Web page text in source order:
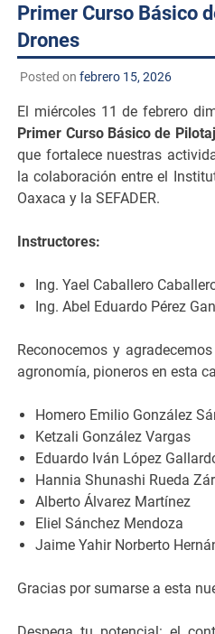
Primer Curso Básico
Drones
Posted on febrero 15, 2026
El miércoles 11 de febrero
Primer Curso Básico de
que fortalece nuestras
la colaboración entre el
Oaxaca y la SEFADER.
Instructores:
Ing. Yael Caballero
Ing. Abel Eduardo Pérez
Reconocemos y
agronomía, pioneros en esta
Homero Emilio González
Ketzali González Vargas
Eduardo Iván López
Hannia Shunashi Rueda
Alberto Álvarez Martínez
Eliel Sánchez Mendoza
Jaime Yahir Norberto
Gracias por sumarse a esta